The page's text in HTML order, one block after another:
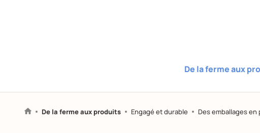
De la ferme aux
De la ferme aux produits Engagé et durable Des emballages